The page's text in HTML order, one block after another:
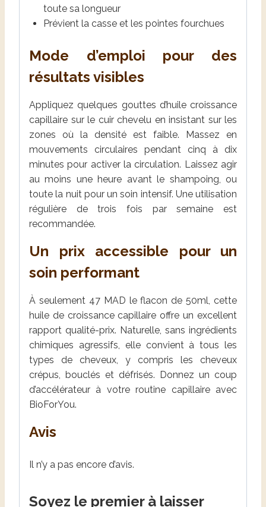
toute sa longueur
Prévient la casse et les pointes fourchues
Mode d’emploi pour des
résultats visibles
Appliquez quelques gouttes d’huile croissance
capillaire sur le cuir chevelu en insistant sur les
zones où la densité est faible. Massez en
mouvements circulaires pendant cinq à dix
minutes pour activer la circulation. Laissez agir
au moins une heure avant le shampoing, ou
toute la nuit pour un soin intensif. Une utilisation
régulière de trois fois par semaine est
recommandée.
Un prix accessible pour un
soin performant
À seulement 47 MAD le flacon de 50ml, cette
huile de croissance capillaire offre un excellent
rapport qualité-prix. Naturelle, sans ingrédients
chimiques agressifs, elle convient à tous les
types de cheveux, y compris les cheveux
crépus, bouclés et défrisés. Donnez un coup
d’accélérateur à votre routine capillaire avec
BioForYou.
Avis
Il n’y a pas encore d’avis.
Soyez le premier à laisser